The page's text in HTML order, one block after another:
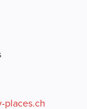
places.ch